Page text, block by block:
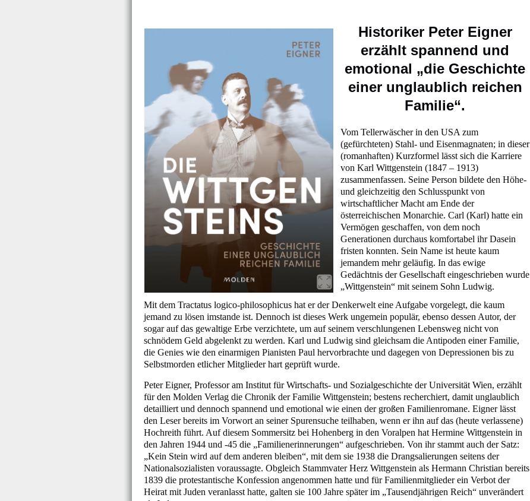
Historiker Peter Eigner
erzählt spannend und
emotional „die Geschichte
einer unglaublich reichen
Familie“.
Vom Tellerwäscher in den USA zum
(gefürchteten) Stahl- und Eisenmagnaten; in dieser
(romanhaften) Kurzformel lässt sich die Karriere
von Karl Wittgenstein (1847 – 1913)
zusammenfassen. Seine Person bildete den Höhe-
und gleichzeitig den Schlusspunkt von
wirtschaftlicher Macht am Ende der
österreichischen Monarchie. Carl (Karl) hatte ein
Vermögen geschaffen, von dem noch
Generationen durchaus komfortabel ihr Dasein
fristen konnten. Sein Name ist heute kaum
jemandem mehr geläufig. In das ewige
Gedächtnis der Gesellschaft eingeschrieben wurde
„Wittgenstein“ mit seinem Sohn Ludwig.
Mit dem Tractatus logico-philosophicus hat er der Denkerwelt eine Aufgabe vorgelegt, die kaum
jemand zu lösen imstande ist. Dennoch ist dieses Werk ungemein populär, ebenso dessen Autor, der
sogar auf das gewaltige Erbe verzichtete, um auf seinem verschlungenen Lebensweg nicht von
schnödem Geld abgelenkt zu werden. Karl und Ludwig sind gleichsam die Antipoden einer Familie,
die Genies wie den einarmigen Pianisten Paul hervorbrachte und dagegen von Depressionen bis zu
Selbstmorden etlicher Mitglieder hart geprüft wurde.
Peter Eigner, Professor am Institut für Wirtschafts- und Sozialgeschichte der Universität Wien, erzählt
für den Molden Verlag die Chronik der Familie Wittgenstein; bestens recherchiert, damit unglaublich
detailliert und dennoch spannend und emotional wie einen der großen Familienromane. Eigner lässt
den Leser bereits im Vorwort an seiner Spurensuche teilhaben, wenn er ihn auf das (heute verlassene)
Hochreith führt. Auf diesem Sommersitz bei Hohenberg in den Voralpen hat Hermine Wittgenstein in
den Jahren 1944 und -45 die „Familienerinnerungen“ aufgeschrieben. Von ihr stammt auch der Satz:
„Kein Stein wird auf dem anderen bleiben“, mit dem sie 1938 die Drangsalierungen seitens der
Nationalsozialisten voraussagte. Obgleich Stammvater Herz Wittgenstein als Hermann Christian bereits
1839 die protestantische Konfession angenommen hatte und für Familienmitglieder ein Verbot der
Heirat mit Juden veranlasst hatte, galten sie 100 Jahre später im „Tausendjährigen Reich“ unverändert